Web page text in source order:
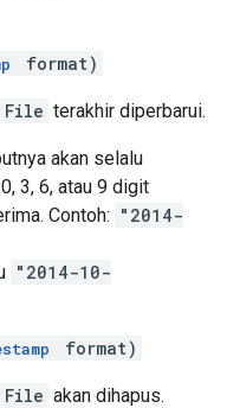
format)
File terakhir diperbarui.
akan selalu
3, 6, atau 9 digit
Contoh: "2014-
"2014-10-
format)
File akan dihapus.